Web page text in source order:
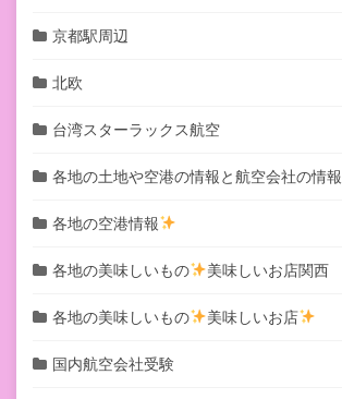
京都駅周辺
北欧
台湾スターラックス航空
各地の土地や空港の情報と航空会社の情報
各地の空港情報
各地の美味しいもの 美味しいお店関西
各地の美味しいもの 美味しいお店
国内航空会社受験